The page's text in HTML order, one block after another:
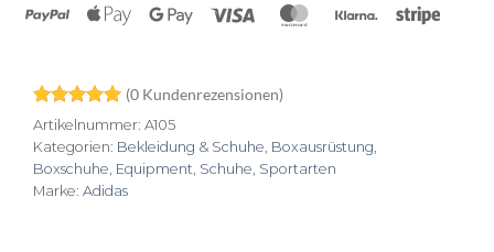
PayPal Apple
Google
Visa MasterCardKlarna Stripe
Bewertet
von
5, basierend
auf
1
Kundenbewertung
(0Kundenrezensionen)
Artikelnummer: A105
Kategorien: Bekleidung & Schuhe, Boxausrüstung,
Boxschuhe, Equipment, Schuhe, Sportarten
Marke: Adidas